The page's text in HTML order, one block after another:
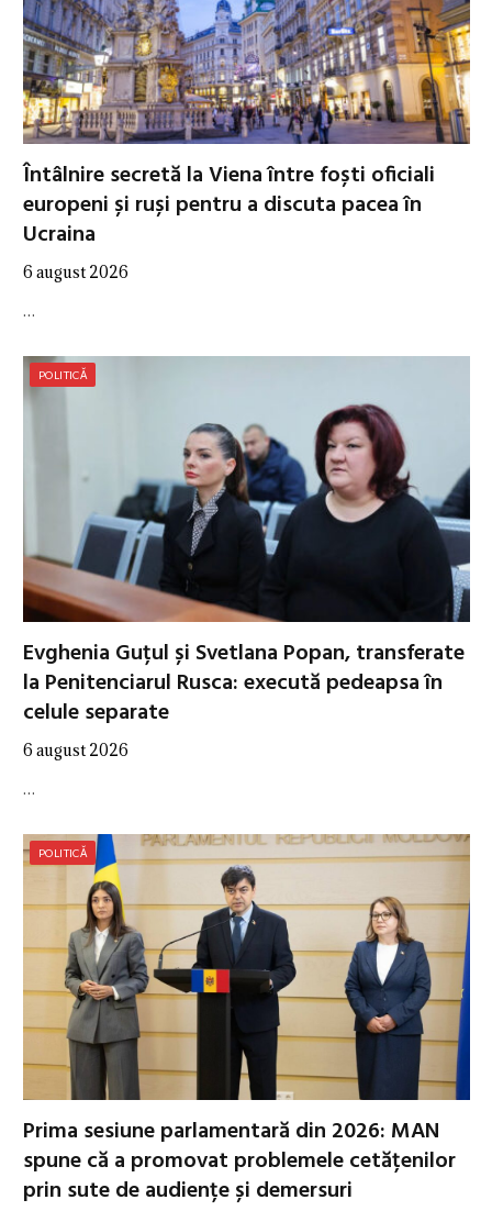
Întâlnire secretă la Viena între foști oficiali
europeni și ruși pentru a discuta pacea în
Ucraina
6 august 2026
…
POLITICĂ
Evghenia Guțul și Svetlana Popan, transferate
la Penitenciarul Rusca: execută pedeapsa în
celule separate
6 august 2026
…
POLITICĂ
Prima sesiune parlamentară din 2026: MAN
spune că a promovat problemele cetățenilor
prin sute de audiențe și demersuri